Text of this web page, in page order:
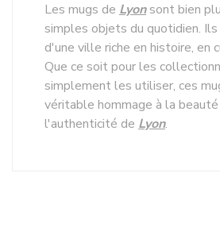
Les mugs de Lyonsont bien
simples objets du quotidien.
d'une ville riche en histoire, en
Que ce soit pour les
simplement les utiliser, ces
véritable hommage à la
l'authenticité de Lyon.